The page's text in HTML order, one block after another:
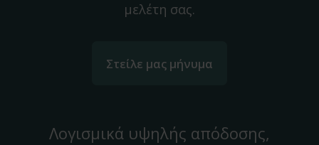
μελέτη σας.
Στείλε μας μήνυμα
Λογισμικά υψηλής απόδοσης,